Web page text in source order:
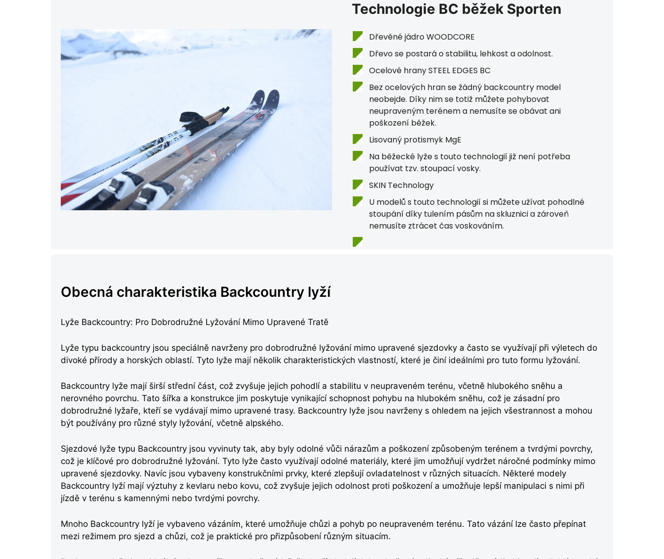
Technologie BC běžek Sporten
Dřevěné jádro WOODCORE
Dřevo se postará o stabilitu, lehkost a odolnost.
Ocelové hrany STEEL EDGES BC
Bez ocelových hran se žádný backcountry model
neobejde. Díky nim se totiž můžete pohybovat
neupraveným terénem a nemusíte se obávat ani
poškození běžek.
Lisovaný protismyk MgE
Na běžecké lyže s touto technologií již není potřeba
používat tzv. stoupací vosky.
SKIN Technology
U modelů s touto technologií si můžete užívat pohodlné
stoupání díky tulením pásům na skluznici a zároveň
nemusíte ztrácet čas voskováním.
Obecná charakteristika Backcountry lyží
Lyže Backcountry: Pro Dobrodružné Lyžování Mimo Upravené Tratě
Lyže typu backcountry jsou speciálně navrženy pro dobrodružné lyžování mimo upravené sjezdovky a často se využívají při výletech do
divoké přírody a horských oblastí. Tyto lyže mají několik charakteristických vlastností, které je činí ideálními pro tuto formu lyžování.
Backcountry lyže mají širší střední část, což zvyšuje jejich pohodlí a stabilitu v neupraveném terénu, včetně hlubokého sněhu a
nerovného povrchu. Tato šířka a konstrukce jim poskytuje vynikající schopnost pohybu na hlubokém sněhu, což je zásadní pro
dobrodružné lyžaře, kteří se vydávají mimo upravené trasy. Backcountry lyže jsou navrženy s ohledem na jejich všestrannost a mohou
být používány pro různé styly lyžování, včetně alpského.
Sjezdové lyže typu Backcountry jsou vyvinuty tak, aby byly odolné vůči nárazům a poškození způsobeným terénem a tvrdými povrchy,
což je klíčové pro dobrodružné lyžování. Tyto lyže často využívají odolné materiály, které jim umožňují vydržet náročné podmínky mimo
upravené sjezdovky. Navíc jsou vybaveny konstrukčními prvky, které zlepšují ovladatelnost v různých situacích. Některé modely
Backcountry lyží mají výztuhy z kevlaru nebo kovu, což zvyšuje jejich odolnost proti poškození a umožňuje lepší manipulaci s nimi při
jízdě v terénu s kamennými nebo tvrdými povrchy.
Mnoho Backcountry lyží je vybaveno vázáním, které umožňuje chůzi a pohyb po neupraveném terénu. Tato vázání lze často přepínat
mezi režimem pro sjezd a chůzi, což je praktické pro přizpůsobení různým situacím.